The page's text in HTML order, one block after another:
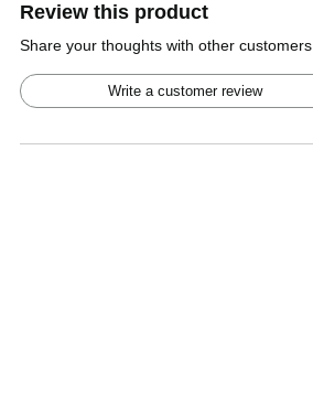
Review this product
Share your thoughts with other customers
Write a customer review